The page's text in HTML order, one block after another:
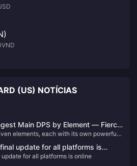
(US) NOTÍCIAS
Main DPS by Element — Fierce
elements, each with its own powerful
update for all platforms is
for all platforms is online